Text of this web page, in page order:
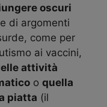
oscuri
di argomenti
come per
ai vaccini,
attività
o quella
piatta (il